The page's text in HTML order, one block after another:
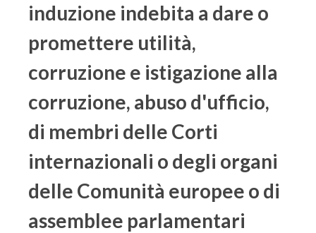
induzione indebita a dare o
promettere utilità,
corruzione e istigazione alla
corruzione, abuso d'ufficio,
di membri delle Corti
internazionali o degli organi
delle Comunità europee o di
assemblee parlamentari